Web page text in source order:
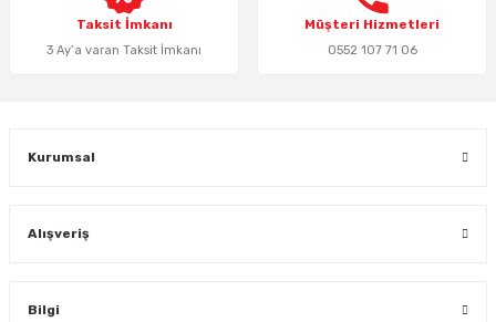
Taksit İmkanı
3 Ay’a varan Taksit İmkanı
Müşteri Hizmetleri
0552 107 71 06
Kurumsal
Alışveriş
Bilgi